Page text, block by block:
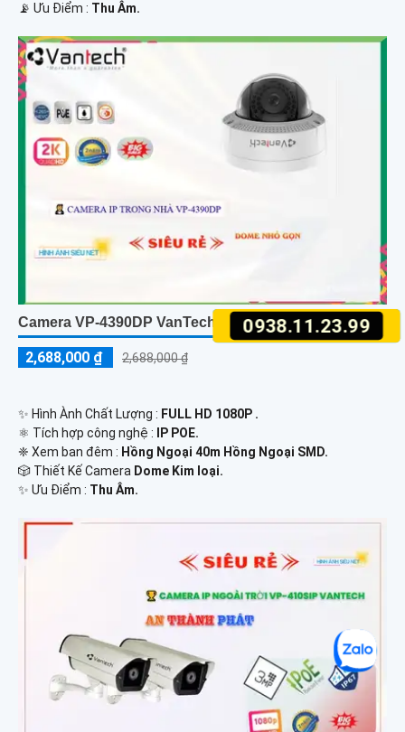
0938.11.23.99
️📡 Ưu Điểm : Thu Âm.
Camera VP-4390DP VanTech
2,688,000 ₫ 2,688,000 ₫
✨ Hình Ành Chất Lượng : FULL HD 1080P .
⚛️ Tích hợp công nghệ :
IP POE.
❈ Xem ban đêm : Hồng Ngoại 40m Hồng Ngoại SMD.
🎲 Thiết Kế Camera Dome Kim loại.
️✨ Ưu Điểm : Thu Âm.